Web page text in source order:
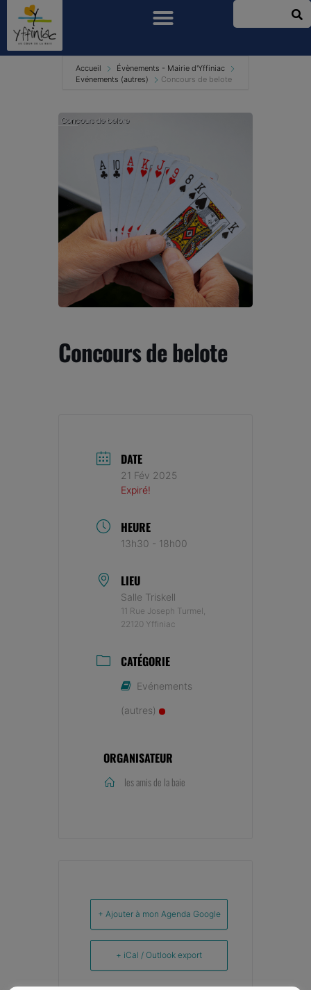
Accueil
Évènements - Mairie d'Yffiniac
Evénements (autres)
Concours de belote
Concours de belote
DATE
21 Fév 2025
Expiré!
HEURE
13h30 - 18h00
LIEU
Salle Triskell
11 Rue Joseph Turmel,
22120 Yffiniac
CATÉGORIE
Evénements
(autres)
ORGANISATEUR
les amis de la baie
+ Ajouter à mon Agenda Google
+ iCal / Outlook export